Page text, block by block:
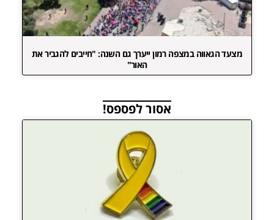
מצעד הגאווה במצפה רמון ייערך גם השנה: "חייבים להגביר את
האור"
אסור לפספס!